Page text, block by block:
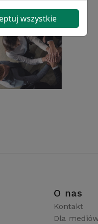
O nas
Kontakt
Dla
wszystkie